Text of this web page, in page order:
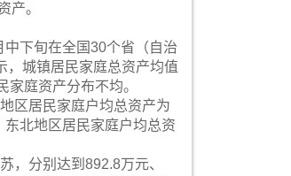
产。
下旬在全国30个省（自治
，城镇居民家庭总资产均值
庭资产分布不均。
区居民家庭户均总资产为
北地区居民家庭户均总资
，分别达到892.8万元、